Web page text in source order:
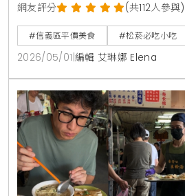
此，KiraKacha去啦！創辦人梁翔
生命力往往藏在巷弄中的日常滋
維持傳統工法的店鋪，不僅是小
時代中極具搜尋價值的「食補」
網友評分 (共112人參與)
#信義區平價美食 #松菸必吃小吃
2026/05/01 編輯 艾琳娜 Elena